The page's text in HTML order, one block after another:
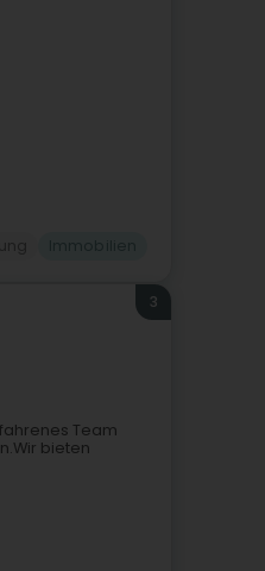
3
Team
bieten